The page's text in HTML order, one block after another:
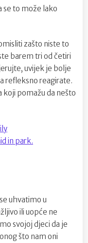
se to može lako
zašto niste to
barem tri od četiri
uvijek je bolje
refleksno reagirate.
pomažu da nešto
uhvatimo u
ili uopće ne
svojoj djeci da je
što nam oni